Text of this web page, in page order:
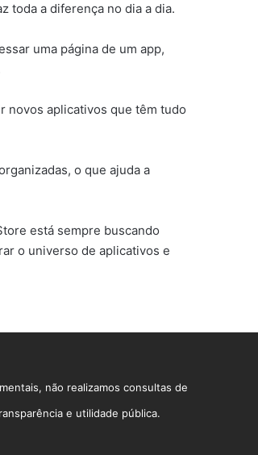
toda a diferença no dia a dia.
uma página de um app,
novos aplicativos que têm tudo
o que ajuda a
está sempre buscando
o universo de aplicativos e
não realizamos consultas de
e utilidade pública.